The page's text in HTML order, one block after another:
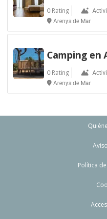
0 Rating
Arenys de Mar
Camping en
0 Rating
Arenys de Mar
Política